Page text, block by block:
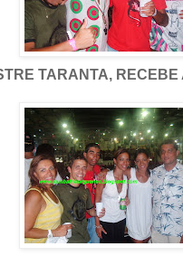
TARANTA, RECEBE